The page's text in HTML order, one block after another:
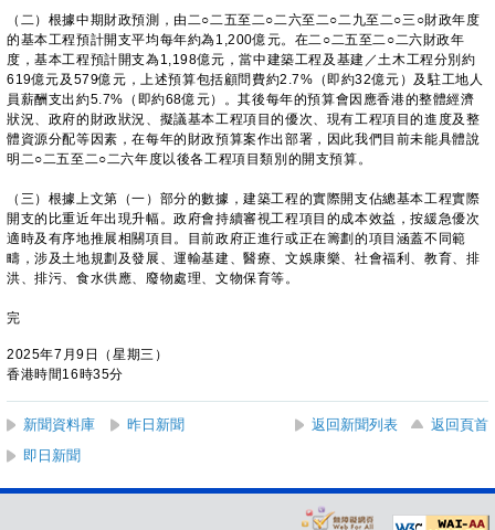
（二）根據中期財政預測，由二○二五至二○二六至二○二九至二○三○財政年度
的基本工程預計開支平均每年約為1,200億元。在二○二五至二○二六財政年
度，基本工程預計開支為1,198億元，當中建築工程及基建／土木工程分別約
619億元及579億元，上述預算包括顧問費約2.7%（即約32億元）及駐工地人
員薪酬支出約5.7%（即約68億元）。其後每年的預算會因應香港的整體經濟
狀況、政府的財政狀況、擬議基本工程項目的優次、現有工程項目的進度及整
體資源分配等因素，在每年的財政預算案作出部署，因此我們目前未能具體說
明二○二五至二○二六年度以後各工程項目類別的開支預算。
（三）根據上文第（一）部分的數據，建築工程的實際開支佔總基本工程實際
開支的比重近年出現升幅。政府會持續審視工程項目的成本效益，按緩急優次
適時及有序地推展相關項目。目前政府正進行或正在籌劃的項目涵蓋不同範
疇，涉及土地規劃及發展、運輸基建、醫療、文娛康樂、社會福利、教育、排
洪、排污、食水供應、廢物處理、文物保育等。
完
2025年7月9日（星期三）
香港時間16時35分
新聞資料庫 昨日新聞 返回新聞列表
返回頁首
即日新聞